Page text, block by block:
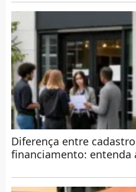
Diferença entre
financiamento: entenda